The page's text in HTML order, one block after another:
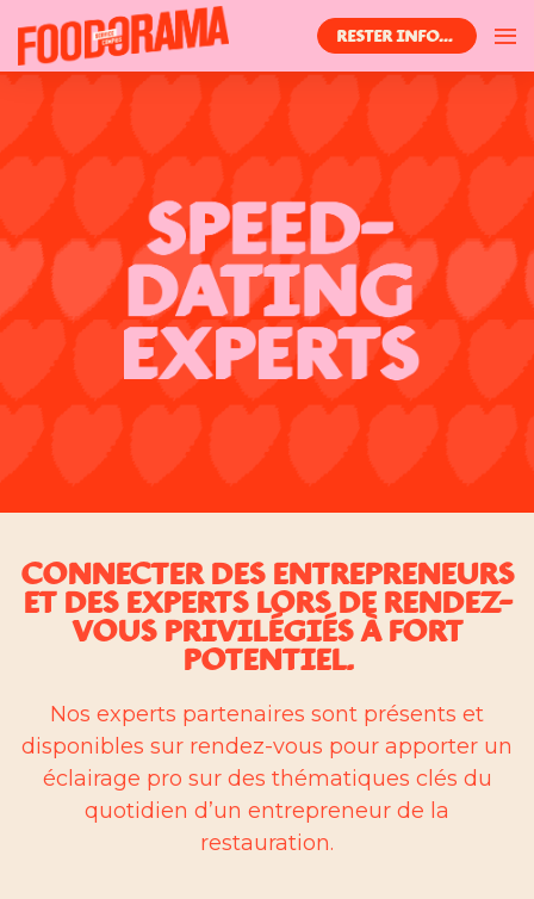
RESTER INFORMÉ(E)
CONNECTER DES ENTREPRENEURS
ET DES EXPERTS LORS DE RENDEZ-
VOUS PRIVILÉGIÉS À FORT
POTENTIEL.
Nos experts partenaires sont présents et
disponibles sur rendez-vous pour apporter un
éclairage pro sur des thématiques clés du
quotidien d’un entrepreneur de la
restauration.